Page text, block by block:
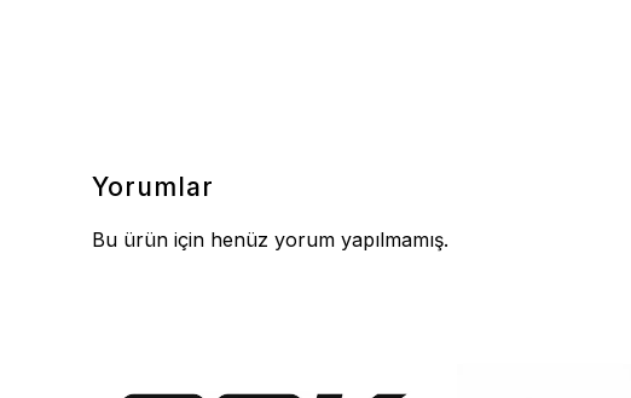
Yorumlar
Bu ürün için henüz yorum yapılmamış.